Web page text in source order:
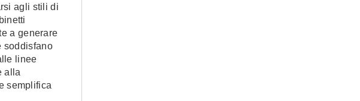
agli stili di
a generare
soddisfano
linee
alla
semplifica